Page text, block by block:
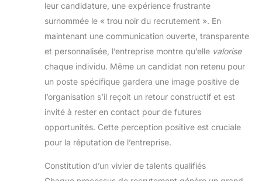
leur candidature, une expérience frustrante
surnommée le « trou noir du recrutement ». En
maintenant une communication ouverte, transparente
et personnalisée, l’entreprise montre qu’elle valorise
chaque individu. Même un candidat non retenu pour
un poste spécifique gardera une image positive de
l’organisation s’il reçoit un retour constructif et est
invité à rester en contact pour de futures
opportunités. Cette perception positive est cruciale
pour la réputation de l’entreprise.
Constitution d’un vivier de talents qualifiés